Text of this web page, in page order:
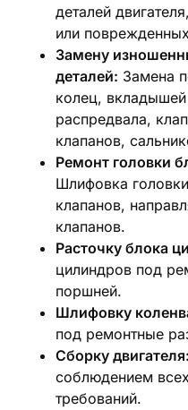
деталей
или
Замену
деталей: Замена
колец,
распредвала,
клапанов,
Ремонт головки
Шлифовка
клапанов,
клапанов.
Расточку блока
цилиндров под
поршней.
Шлифовку
под ремонтные
Сборку двигателя:
соблюдением
требований.